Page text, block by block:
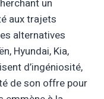
un
aux trajets
alternatives
Hyundai, Kia,
d’ingéniosité,
de son offre pour